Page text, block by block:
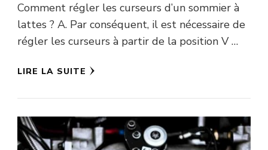
Comment régler les curseurs d’un sommier à
lattes ? A. Par conséquent, il est nécessaire de
régler les curseurs à partir de la position V …
LIRE LA SUITE